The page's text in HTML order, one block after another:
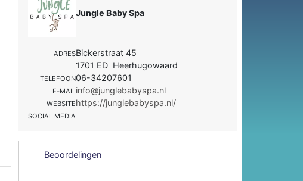
Jungle Baby Spa
ADRESBickerstraat 45
1701 ED Heerhugowaard
TELEFOON06-34207601
E-MAILinfo@junglebabyspa.nl
WEBSITEhttps://junglebabyspa.nl/
SOCIAL MEDIA
Beoordelingen